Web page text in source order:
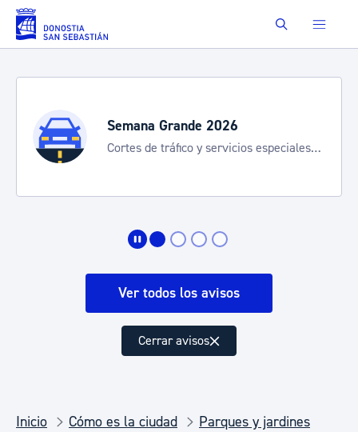
Saltar al contenido principal Buscar
Semana Grande 2026
Cortes de tráfico y servicios especiales
Ver todos los avisos
Cerrar avisos
Inicio Cómo es la ciudad
Parques y jardines